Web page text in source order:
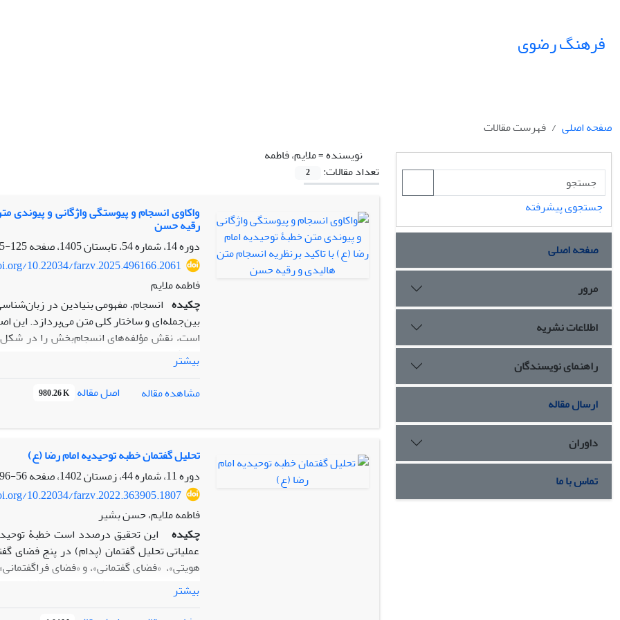
فرهنگ رضوی
صفحه اصلی
فهرست مقالات
نویسنده =ملایم، فاطمه
تعداد مقالات:
2
واکاوی انسجام و پیوستگی واژگانی و پیوندی
رقیه حسن
دوره 14، شماره 54، تابستان 1405، صفحه
125-155
10.22034/farzv.2025.496166.2061
فاطمه ملایم
چکیده انسجام، مفهومی بنیادین در
بین‌جمله‌ای و ساختار کلی متن می‌پردازد. این
است، نقش مؤلفه‌های انسجام‌بخش را در
خطبۀ توحیدیه امام رضا(ع)، متنی دینی با
هوشمندانه از عناصر انسجام‌بخش، ساختاری
متن هالیدی و رقیه حسن، به بررسی دقیق و
پژوهش حاضر با روش توصیفی-تحلیلی ضمن
داشته و در سطح واژگانی، امام(ع) از عناصر
هنرمندانه بهره برده‌اند. این عناصر
برجسته‌تر و تأثیرگذارتری در ایجاد انسجام
از نظریۀ انسجام هالیدی و حسن می‌توان ضمن
در شکل‌گیری متن و انتقال شفاف و بدون ابهام
بیشتر
مشاهده مقاله
اصل مقاله 980.26 K
تحلیل گفتمان خطبه توحیدیه امام رضا (ع)
دوره 11، شماره 44، زمستان 1402، صفحه
56-96
10.22034/farzv.2022.363905.1807
فاطمه ملایم، حسن بشیر
چکیده
این تحقیق درصدد است خطبۀ
عملیاتی تحلیل گفتمان (پدام) در پنج فضای
هویتی»، «فضای گفتمانی»، و «فضای فراگفتمانی»
در ارائه مفاهیم عمیق فلسفی توحید و کشف
حاکم بر آن و فرایندهای مؤثر بر
بیشتر
جستجوی پیشرفته
صفحه اصلی
مرور
اطلاعات نشریه
راهنمای نویسندگان
ارسال مقاله
داوران
تماس با ما